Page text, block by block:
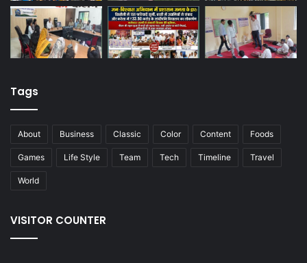
Tags
About Business Classic Color Content Foods
Games Life Style Team Tech Timeline Travel
World
VISITOR COUNTER